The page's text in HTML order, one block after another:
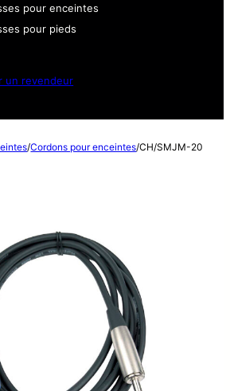
pour enceintes
pour pieds
un revendeur
/Cordons pour enceintes/CH/SMJM-20